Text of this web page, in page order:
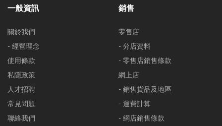
一般資訊
關於我們
- 經營理念
使用條款
私隱政策
人才招聘
常見問題
聯絡我們
銷售
零售店
- 分店資料
- 零售店銷售條款
網上店
- 銷售貨品及地區
- 運費計算
- 網店銷售條款